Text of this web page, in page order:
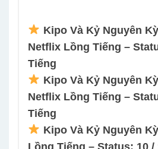
Kipo Và Kỷ Nguyên
Netflix Lồng Tiếng –
Tiếng
Kipo Và Kỷ Nguyên
Netflix Lồng Tiếng –
Tiếng
Kipo Và Kỷ Nguyên
Lồng Tiếng – Status: 10 /